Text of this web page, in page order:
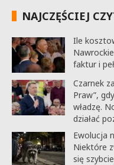
NAJCZĘŚCIEJ
Ile
faktur i
Czarnek
Praw”,
władzę.
działać
Ewolucja
Niektóre
się